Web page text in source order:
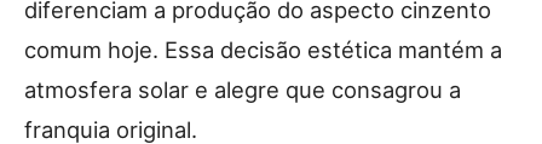
diferenciam a produção do aspecto cinzento
comum hoje. Essa decisão estética mantém a
atmosfera solar e alegre que consagrou a
franquia original.